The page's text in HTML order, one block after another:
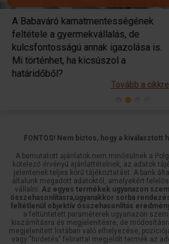
A kormány 2026. november
meghosszabbítja azt az
amely alatt a Babaváró
teljesíthetik a
Previous
FONTOS! Nem biztos, hogy a kiválasztott
A bemutatott ajánlatok nem minősülnek a
kötelező érvényű ajánlattételnek, az adatok
jelentenek teljes körű tájékoztatást. A bank
általunk megadott adatoktól, amelyekért
vállalni. Az egyes termékek ugyanazon
összehasonlításra,ugyanakkor sorba
feltétlenül objektív összehasonlítás
a feltüntetett paraméterek ugyanazon
kiszámításra és megjelenítésre, de
megjelenített listában való elhelyezése,
vagy "hirdetés" felirattal megjelölt termék az